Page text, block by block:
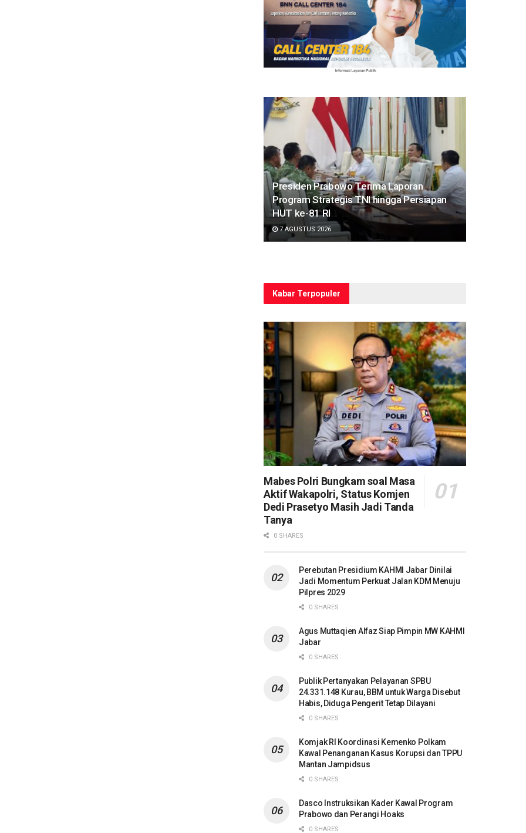
Presiden Prabowo Terima Laporan
Program Strategis TNI hingga Persiapan
HUT ke-81 RI
7 AGUSTUS 2026
Kabar Terpopuler
Mabes Polri Bungkam soal Masa
Aktif Wakapolri, Status Komjen
Dedi Prasetyo Masih Jadi Tanda
Tanya
0 SHARES
Perebutan Presidium KAHMI Jabar Dinilai
Jadi Momentum Perkuat Jalan KDM Menuju
Pilpres 2029
0 SHARES
Agus Muttaqien Alfaz Siap Pimpin MW KAHMI
Jabar
0 SHARES
Publik Pertanyakan Pelayanan SPBU
24.331.148 Kurau, BBM untuk Warga Disebut
Habis, Diduga Pengerit Tetap Dilayani
0 SHARES
Komjak RI Koordinasi Kemenko Polkam
Kawal Penanganan Kasus Korupsi dan TPPU
Mantan Jampidsus
0 SHARES
Dasco Instruksikan Kader Kawal Program
Prabowo dan Perangi Hoaks
0 SHARES